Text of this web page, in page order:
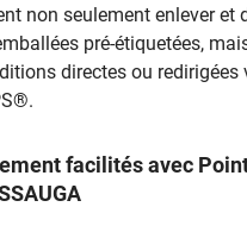
non seulement enlever et
pré-étiquetées,
directes ou redirigées
facilités avec